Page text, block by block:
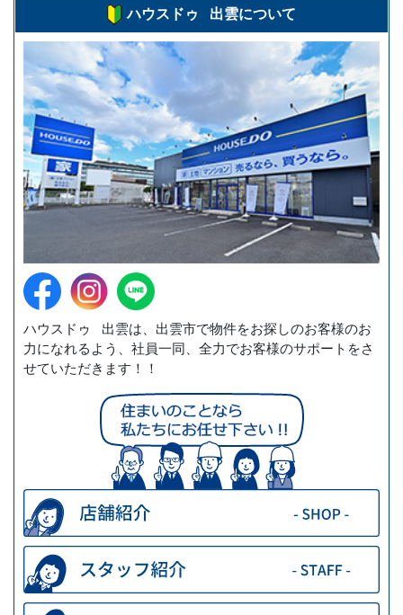
ハウスドゥ 出雲について
ハウスドゥ 出雲は、出雲市で物件をお探しのお客様のお
力になれるよう、社員一同、全力でお客様のサポートをさ
せていただきます！！